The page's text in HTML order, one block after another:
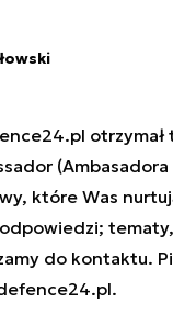
otrzymał
które Was
do kontaktu.
.